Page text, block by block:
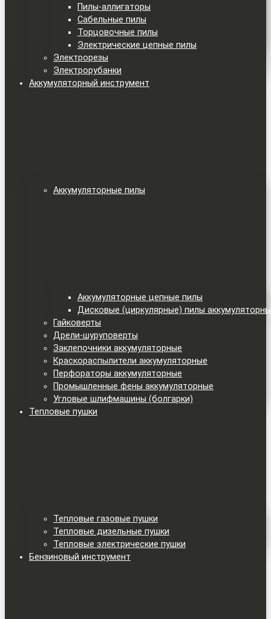
Пилы-аллигаторы
Сабельные пилы
Торцовочные пилы
Электрические цепные пилы
Электрорезы
Электрорубанки
Аккумуляторный инструмент
Аккумуляторные пилы
Аккумуляторные цепные пилы
Дисковые (циркулярные) пилы
Гайковерты
Дрели-шуруповерты
Заклепочники аккумуляторные
Краскораспылители аккумуляторные
Перфораторы аккумуляторные
Промышленные фены аккумуляторные
Угловые шлифмашины (болгарки)
Тепловые пушки
Тепловые газовые пушки
Тепловые дизельные пушки
Тепловые электрические пушки
Бензиновый инструмент